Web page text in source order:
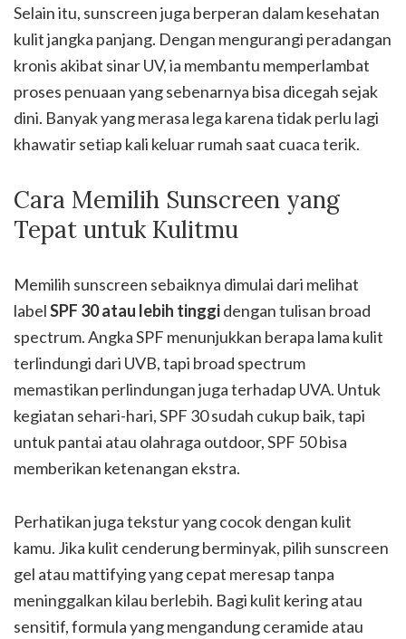
Selain itu, sunscreen juga berperan dalam kesehatan
kulit jangka panjang. Dengan mengurangi peradangan
kronis akibat sinar UV, ia membantu memperlambat
proses penuaan yang sebenarnya bisa dicegah sejak
dini. Banyak yang merasa lega karena tidak perlu lagi
khawatir setiap kali keluar rumah saat cuaca terik.
Cara Memilih Sunscreen yang
Tepat untuk Kulitmu
Memilih sunscreen sebaiknya dimulai dari melihat
labelSPF 30 atau lebih tinggidengan tulisan broad
spectrum. Angka SPF menunjukkan berapa lama kulit
terlindungi dari UVB, tapi broad spectrum
memastikan perlindungan juga terhadap UVA. Untuk
kegiatan sehari-hari, SPF 30 sudah cukup baik, tapi
untuk pantai atau olahraga outdoor, SPF 50 bisa
memberikan ketenangan ekstra.
Perhatikan juga tekstur yang cocok dengan kulit
kamu. Jika kulit cenderung berminyak, pilih sunscreen
gel atau mattifying yang cepat meresap tanpa
meninggalkan kilau berlebih. Bagi kulit kering atau
sensitif, formula yang mengandung ceramide atau